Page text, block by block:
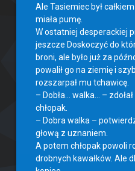
Ale Tasiemiec był
miała pumę.
W ostatniej desperackiej
jeszcze Doskoczyć do
broni, ale było już za
powalił go na ziemię i
rozszarpał mu tchawicę.
– Dobła… walka… –
chłopak.
– Dobra walka –
głową z uznaniem.
A potem chłopak powoli
drobnych kawałków. Ale